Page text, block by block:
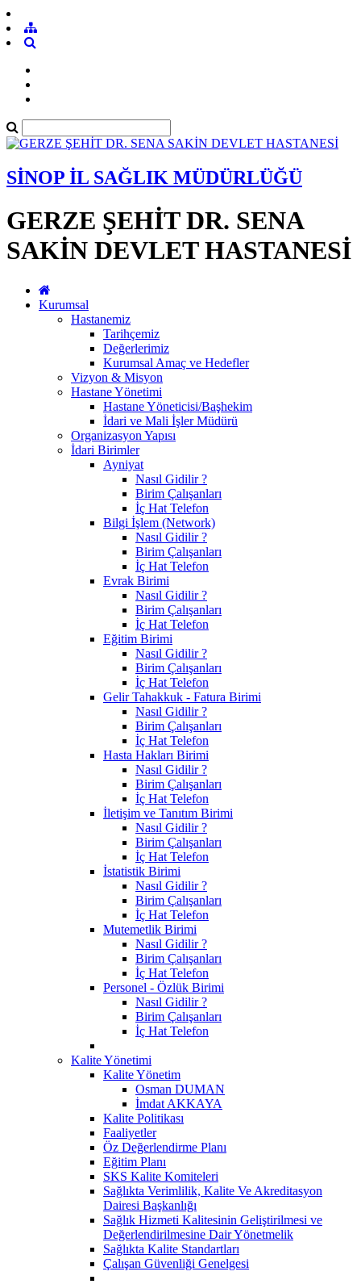
SİNOP İL SAĞLIK MÜDÜRLÜĞÜ
GERZE ŞEHİT DR. SENA
SAKİN DEVLET HASTANESİ
Kurumsal
Hastanemiz
Tarihçemiz
Değerlerimiz
Kurumsal Amaç ve Hedefler
Vizyon & Misyon
Hastane Yönetimi
Hastane Yöneticisi/Başhekim
İdari ve Mali İşler Müdürü
Organizasyon Yapısı
İdari Birimler
Ayniyat
Nasıl Gidilir ?
Birim Çalışanları
İç Hat Telefon
Bilgi İşlem (Network)
Nasıl Gidilir ?
Birim Çalışanları
İç Hat Telefon
Evrak Birimi
Nasıl Gidilir ?
Birim Çalışanları
İç Hat Telefon
Eğitim Birimi
Nasıl Gidilir ?
Birim Çalışanları
İç Hat Telefon
Gelir Tahakkuk - Fatura Birimi
Nasıl Gidilir ?
Birim Çalışanları
İç Hat Telefon
Hasta Hakları Birimi
Nasıl Gidilir ?
Birim Çalışanları
İç Hat Telefon
İletişim ve Tanıtım Birimi
Nasıl Gidilir ?
Birim Çalışanları
İç Hat Telefon
İstatistik Birimi
Nasıl Gidilir ?
Birim Çalışanları
İç Hat Telefon
Mutemetlik Birimi
Nasıl Gidilir ?
Birim Çalışanları
İç Hat Telefon
Personel - Özlük Birimi
Nasıl Gidilir ?
Birim Çalışanları
İç Hat Telefon
Kalite Yönetimi
Kalite Yönetim
Osman DUMAN
İmdat AKKAYA
Kalite Politikası
Faaliyetler
Öz Değerlendirme Planı
Eğitim Planı
SKS Kalite Komiteleri
Sağlıkta Verimlilik, Kalite Ve Akreditasyon
Dairesi Başkanlığı
Sağlık Hizmeti Kalitesinin Geliştirilmesi ve
Değerlendirilmesine Dair Yönetmelik
Sağlıkta Kalite Standartları
Çalışan Güvenliği Genelgesi